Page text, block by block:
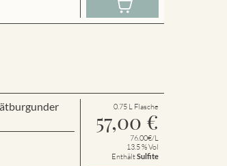
0.75 L Flasche
57,00 €
76.00€/L
13.5 % Vol
EnthältSulfite